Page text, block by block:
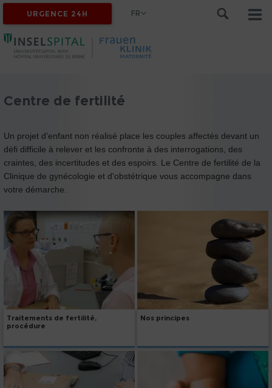
URGENCE 24H FR
Centre de fertilité
Un projet d'enfant non réalisé place les couples affectés devant un
défi difficile à relever et les confronte à des interrogations, des
craintes, des incertitudes et des espoirs. Le Centre de fertilité de la
Clinique de gynécologie et d'obstétrique vous accompagne dans
votre démarche.
Traitements de fertilité,
procédure
Nos principes